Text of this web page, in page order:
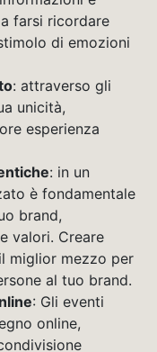
farsi ricordare
di emozioni
: attraverso gli
unicità,
esperienza
: in un
è fondamentale
brand,
valori. Creare
miglior mezzo per
al tuo brand.
: Gli eventi
online,